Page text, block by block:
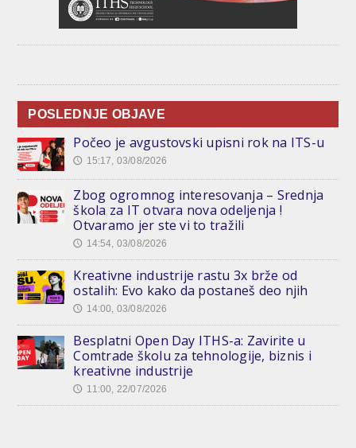
POSLEDNJE OBJAVE
Počeo je avgustovski upisni rok na ITS-u
🕔 15:17, 03/08/2026
Zbog ogromnog interesovanja – Srednja
škola za IT otvara nova odeljenja !
Otvaramo jer ste vi to tražili
🕔 14:54, 03/08/2026
Kreativne industrije rastu 3x brže od
ostalih: Evo kako da postaneš deo njih
🕔 14:00, 03/08/2026
Besplatni Open Day ITHS-a: Zavirite u
Comtrade školu za tehnologije, biznis i
kreativne industrije
🕔 11:00, 22/07/2026